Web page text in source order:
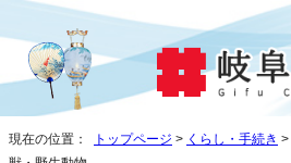
現在の位置： トップページ > くらし・手続き >